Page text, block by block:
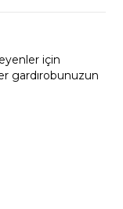
için
gardırobunuzun